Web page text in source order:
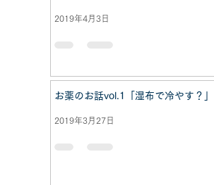
2019年4月3日
お薬のお話vol.1「湿布で冷やす？」
2019年3月27日